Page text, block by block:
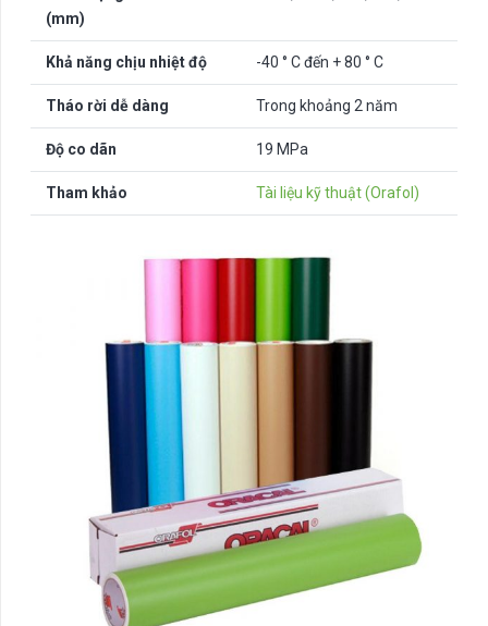
(mm)
Khả năng chịu nhiệt độ -40 ° C đến + 80 ° C
Tháo rời dễ dàng Trong khoảng 2 năm
Độ co dãn 19 MPa
Tham khảo Tài liệu kỹ thuật (Orafol)